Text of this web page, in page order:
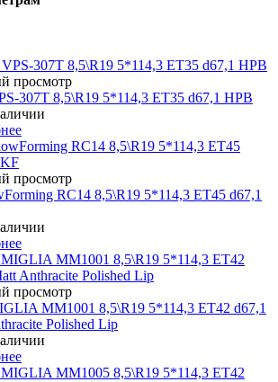
просмотр
307T 8,5\R19 5*114,3 ET35 d67,1 HPB
просмотр
RC14 8,5\R19 5*114,3 ET45 d67,1
просмотр
MM1001 8,5\R19 5*114,3 ET42 d67,1
Polished Lip